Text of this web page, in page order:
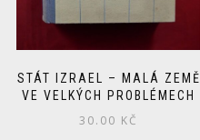
STÁT IZRAEL – MALÁ ZEMĚ
VE VELKÝCH PROBLÉMECH
30.00 KČ